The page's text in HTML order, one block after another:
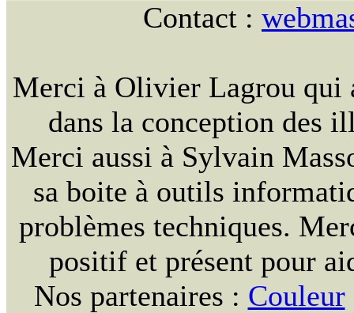
Contact :
Merci à Olivier Lagrou qui
dans la conception des
Merci aussi à Sylvain
sa boite à outils
problèmes techniques.
positif et présent pour
Nos partenaires : Couleur